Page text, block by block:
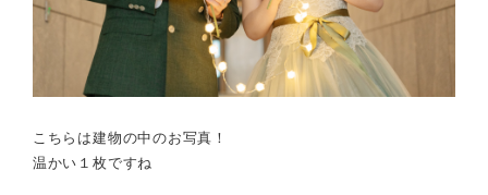
こちらは建物の中のお写真！
温かい１枚ですね